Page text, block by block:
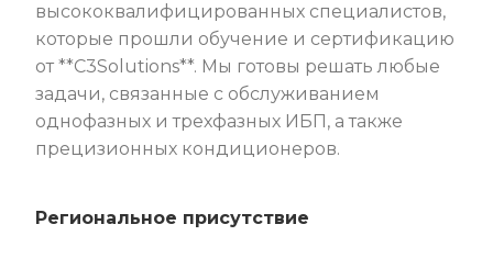
высококвалифицированных специалистов,
которые прошли обучение и сертификацию
от **C3Solutions**. Мы готовы решать любые
задачи, связанные с обслуживанием
однофазных и трехфазных ИБП, а также
прецизионных кондиционеров.
Региональное присутствие